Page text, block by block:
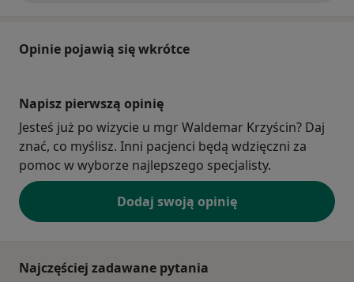
Opinie pojawią się wkrótce
Napisz pierwszą opinię
Jesteś już po wizycie u mgr Waldemar Krzyścin? Daj
znać, co myślisz. Inni pacjenci będą wdzięczni za
pomoc w wyborze najlepszego specjalisty.
Dodaj swoją opinię
Najczęściej zadawane pytania